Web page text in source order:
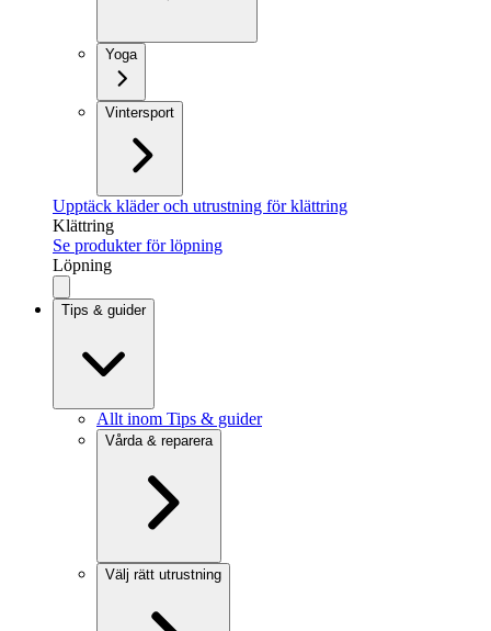
Yoga
Vintersport
Upptäck kläder och utrustning för klättring
Klättring
Se produkter för löpning
Löpning
Tips & guider
Allt inom Tips & guider
Vårda & reparera
Välj rätt utrustning